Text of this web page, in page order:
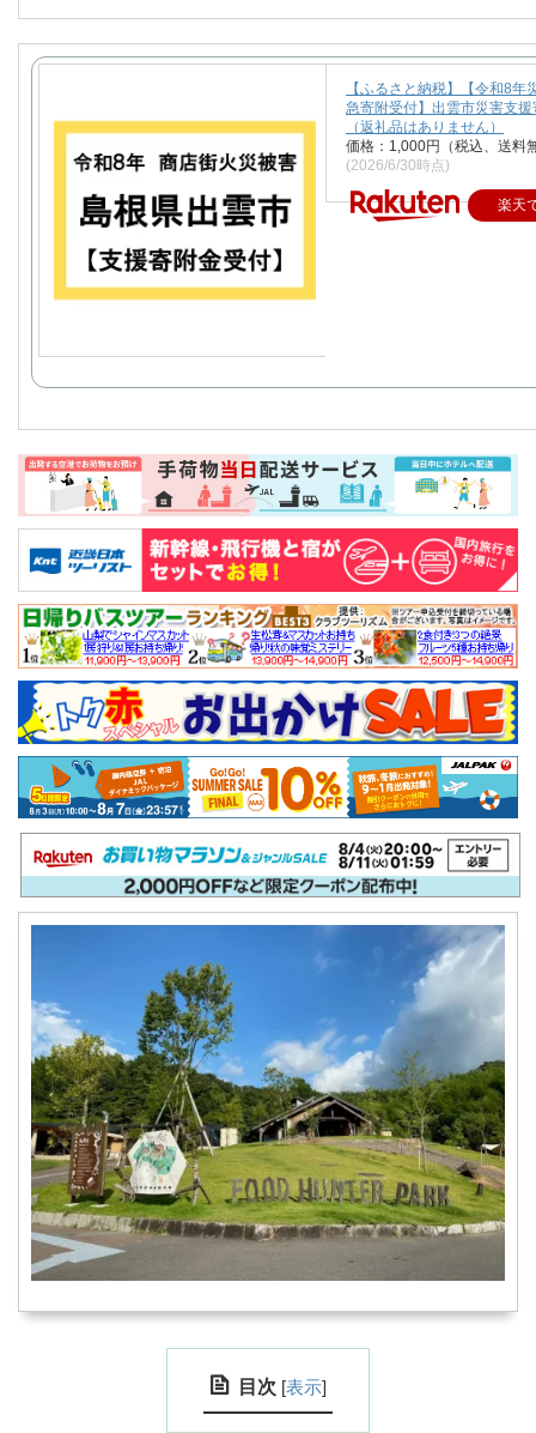
【ふるさと納税】【令和8年
急寄附受付】出雲市災害支援
（返礼品はありません）
価格：1,000円（税込、送料
(2026/6/30時点)
楽天
目次 [表示]